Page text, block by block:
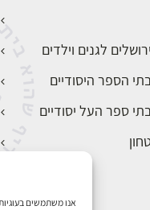
לגנים וילדים
הספר היסודיים
ספר העל יסודיים